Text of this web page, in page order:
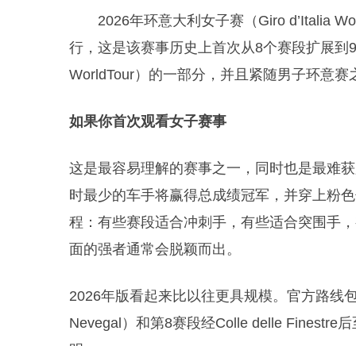
2026年环意大利女子赛（Giro d’Italia
行，这是该赛事历史上首次从8个赛段扩展
WorldTour）的一部分，并且紧随男子环意
如果你首次观看女子赛事
这是最容易理解的赛事之一，同时也是最难
时最少的车手将赢得总成绩冠军，并穿上粉
程：有些赛段适合冲刺手，有些适合突围手
面的强者通常会脱颖而出。
2026年版看起来比以往更具规模。官方路线
Nevegal）和第8赛段经Colle delle Finestre